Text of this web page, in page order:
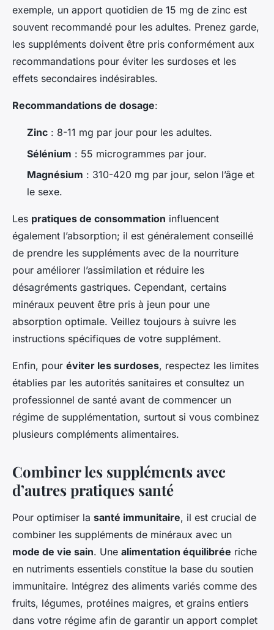
exemple, un apport quotidien de 15 mg de zinc est
souvent recommandé pour les adultes. Prenez garde,
les suppléments doivent être pris conformément aux
recommandations pour éviter les surdoses et les
effets secondaires indésirables.
Recommandations de dosage:
Zinc : 8-11 mg par jour pour les adultes.
Sélénium : 55 microgrammes par jour.
Magnésium : 310-420 mg par jour, selon l’âge et
le sexe.
Les pratiques de consommation influencent
également l’absorption; il est généralement conseillé
de prendre les suppléments avec de la nourriture
pour améliorer l’assimilation et réduire les
désagréments gastriques. Cependant, certains
minéraux peuvent être pris à jeun pour une
absorption optimale. Veillez toujours à suivre les
instructions spécifiques de votre supplément.
Enfin, pour éviter les surdoses, respectez les limites
établies par les autorités sanitaires et consultez un
professionnel de santé avant de commencer un
régime de supplémentation, surtout si vous combinez
plusieurs compléments alimentaires.
Combiner les suppléments avec
d’autres pratiques santé
Pour optimiser la santé immunitaire, il est crucial de
combiner les suppléments de minéraux avec un
mode de vie sain. Une alimentation équilibrée riche
en nutriments essentiels constitue la base du soutien
immunitaire. Intégrez des aliments variés comme des
fruits, légumes, protéines maigres, et grains entiers
dans votre régime afin de garantir un apport complet